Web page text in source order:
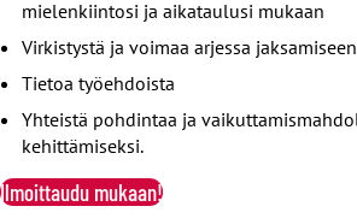
mielenkiintosi ja aikataulusi mukaan
Virkistystä ja voimaa arjessa jaksamiseen
Tietoa työehdoista
Yhteistä pohdintaa ja
kehittämiseksi.
Ilmoittaudu mukaan!